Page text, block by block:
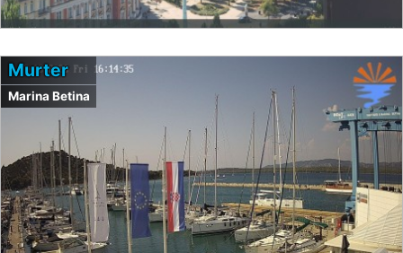
Murter
Marina Betina